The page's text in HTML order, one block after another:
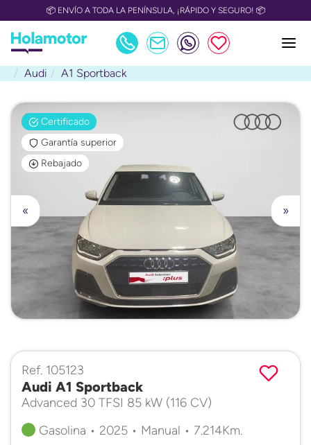
📦 ENVÍO A TODA LA PENÍNSULA, ¡RÁPIDO Y SEGURO! 📦
Audi A1 Sportback
Certificado
Garantía superior
Rebajado
»
«
Ref. 105123
Audi A1 Sportback
Advanced 30 TFSI 85 kW (116 CV)
Gasolina • 2025 • Manual • 7.214Km.